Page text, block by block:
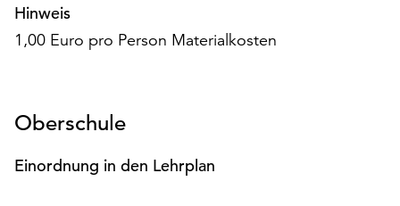
Cookies
anpassen,
erreichen
Einstellungen
über
die
Schaltfläche
Hinweis
1,00 Euro pro Person Materialkosten
Oberschule
Einordnung in den Lehrplan